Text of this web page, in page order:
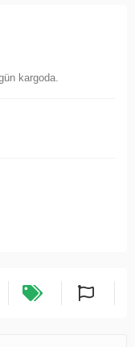
kargoda.